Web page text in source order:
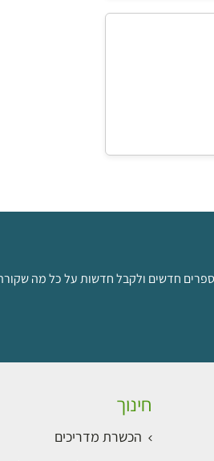
ספרים חדשים ולקבל חדשות על כל מה
חינוך
הכשרת מדריכים